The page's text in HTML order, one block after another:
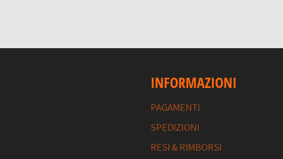
INFORMAZIONI
PAGAMENTI
SPEDIZIONI
RESI & RIMBORSI